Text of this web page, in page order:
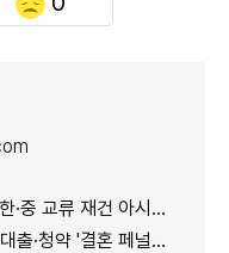
아 특화 문화 사업 펼칠 것"
'결혼 페널티' 손본다